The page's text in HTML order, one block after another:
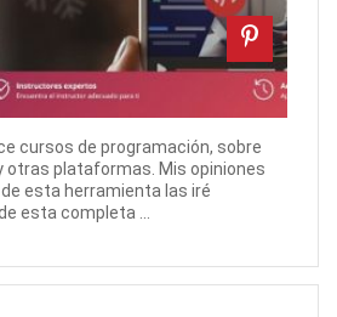
cursos de programación, sobre
otras plataformas. Mis opiniones
esta herramienta las iré
esta completa ...